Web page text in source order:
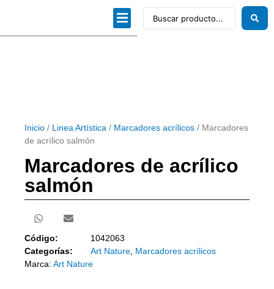
Inicio / Linea Artística / Marcadores acrílicos / Marcadores
de acrílico salmón
Marcadores de acrílico
salmón
Código:
1042063
Categorías:
Art Nature Marcadores acrílicos
Marca: Art Nature